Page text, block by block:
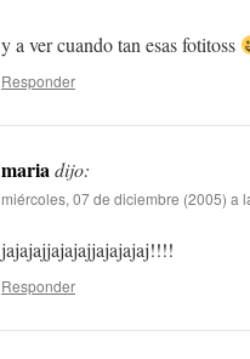
y a ver cuando tan esas fotitoss
Responder
mariadijo:
miércoles, 07 de diciembre (2005) a
jajajajjajajajjajajajaj!!!!
Responder